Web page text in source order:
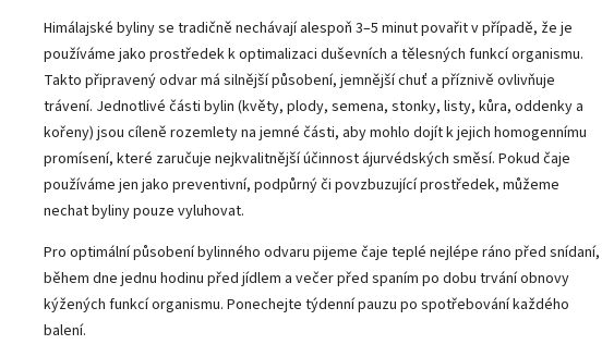
Himálajské byliny se tradičně nechávají alespoň 3–5 minut povařit v případě, že je
používáme jako prostředek k optimalizaci duševních a tělesných funkcí organismu.
Takto připravený odvar má silnější působení, jemnější chuť a příznivě ovlivňuje
trávení. Jednotlivé části bylin (květy, plody, semena, stonky, listy, kůra, oddenky a
kořeny) jsou cíleně rozemlety na jemné části, aby mohlo dojít k jejich homogennímu
promísení, které zaručuje nejkvalitnější účinnost ájurvédských směsí. Pokud čaje
používáme jen jako preventivní, podpůrný či povzbuzující prostředek, můžeme
nechat byliny pouze vyluhovat.
Pro optimální působení bylinného odvaru pijeme čaje teplé nejlépe ráno před snídaní,
během dne jednu hodinu před jídlem a večer před spaním po dobu trvání obnovy
kýžených funkcí organismu. Ponechejte týdenní pauzu po spotřebování každého
balení.